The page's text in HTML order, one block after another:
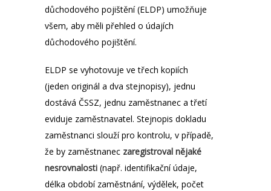
důchodového pojištění (ELDP) umožňuje
všem, aby měli přehled o údajích
důchodového pojištění.
ELDP se vyhotovuje ve třech kopiích
(jeden originál a dva stejnopisy), jednu
dostává ČSSZ, jednu zaměstnanec a třetí
eviduje zaměstnavatel. Stejnopis dokladu
zaměstnanci slouží pro kontrolu, v případě,
že by zaměstnanec zaregistroval nějaké
nesrovnalosti (např. identifikační údaje,
délka období zaměstnání, výdělek, počet